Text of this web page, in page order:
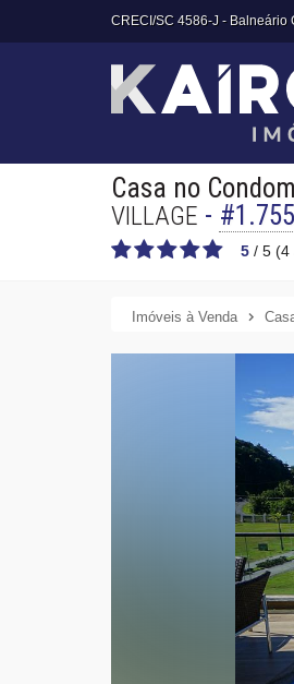
CRECI/SC 4586-J - Balneário
Casa no
VILLAGE - #1.755
5 / 5 (4
Imóveis à Venda